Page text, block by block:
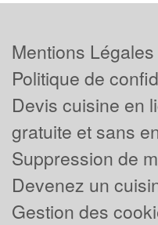
Mentions Légales
Politique de
Devis cuisine en
gratuite et sans
Suppression de
Devenez un
Gestion des